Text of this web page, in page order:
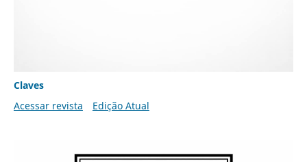
Claves
Acessar revista
Edição Atual